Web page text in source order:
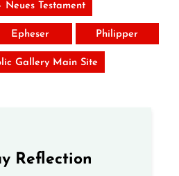
Neues Testament
Epheser Philipper
Gallery Main Site
Reflection